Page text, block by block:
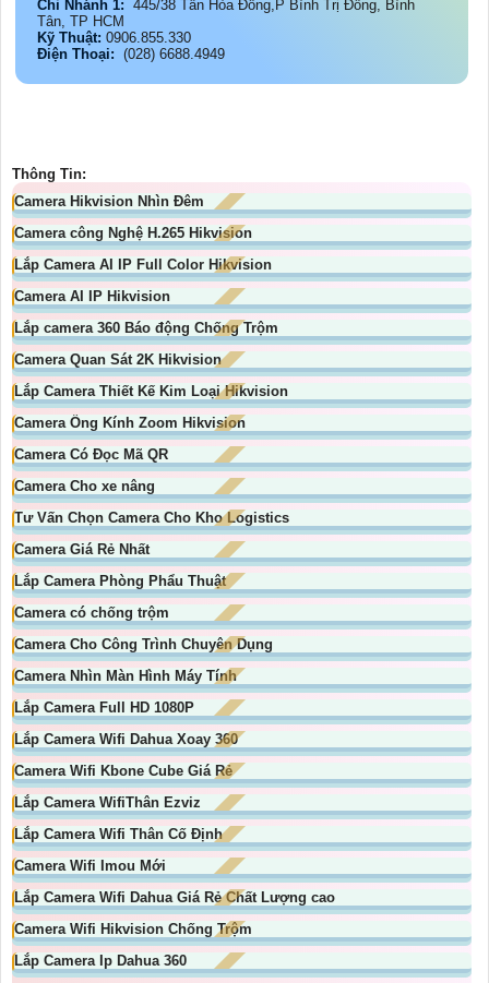
Chi Nhánh 1: 445/38 Tân Hòa Đông,P Bình Trị Đông, Bình
Tân, TP HCM
Kỹ Thuật: 0906.855.330
Điện Thoại: (028) 6688.4949
Thông Tin:
Camera Hikvision Nhìn Đêm
Camera công Nghệ H.265 Hikvision
Lắp Camera AI IP Full Color Hikvision
Camera AI IP Hikvision
Lắp camera 360 Báo động Chống Trộm
Camera Quan Sát 2K Hikvision
Lắp Camera Thiết Kế Kim Loại Hikvision
Camera Ống Kính Zoom Hikvision
Camera Có Đọc Mã QR
Camera Cho xe nâng
Tư Vấn Chọn Camera Cho Kho Logistics
Camera Giá Rẻ Nhất
Lắp Camera Phòng Phẩu Thuật
Camera có chống trộm
Camera Cho Công Trình Chuyên Dụng
Camera Nhìn Màn Hình Máy Tính
Lắp Camera Full HD 1080P
Lắp Camera Wifi Dahua Xoay 360
Camera Wifi Kbone Cube Giá Rẻ
Lắp Camera WifiThân Ezviz
Lắp Camera Wifi Thân Cố Định
Camera Wifi Imou Mới
Lắp Camera Wifi Dahua Giá Rẻ Chất Lượng cao
Camera Wifi Hikvision Chống Trộm
Lắp Camera Ip Dahua 360